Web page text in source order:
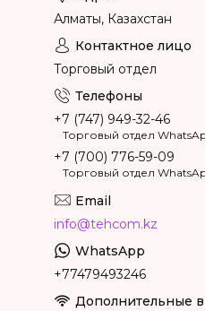
Алматы, Казахстан
Торговый отдел
+7 (747) 949-32-46
Торговый отдел
+7 (700) 776-59-09
Торговый отдел
info@tehcom.kz
+77479493246